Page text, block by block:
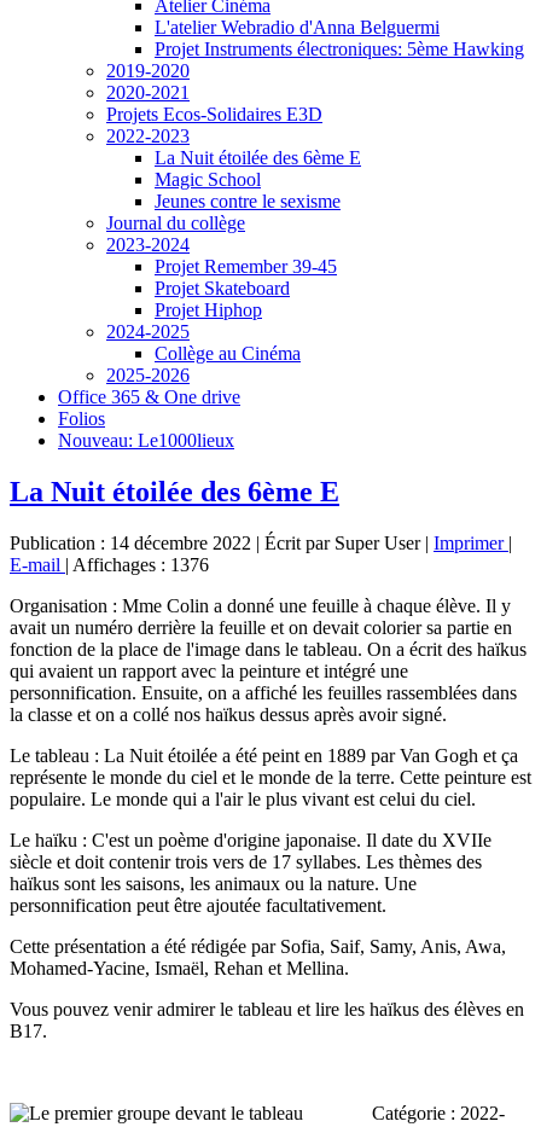
Atelier Cinéma
L'atelier Webradio d'Anna Belguermi
Projet Instruments électroniques: 5ème Hawking
2019-2020
2020-2021
Projets Ecos-Solidaires E3D
2022-2023
La Nuit étoilée des 6ème E
Magic School
Jeunes contre le sexisme
Journal du collège
2023-2024
Projet Remember 39-45
Projet Skateboard
Projet Hiphop
2024-2025
Collège au Cinéma
2025-2026
Office 365 & One drive
Folios
Nouveau: Le1000lieux
La Nuit étoilée des 6ème E
Publication : 14 décembre 2022 | Écrit par Super User| Imprimer |
E-mail | Affichages : 1376
Organisation : Mme Colin a donné une feuille à chaque élève. Il y
avait un numéro derrière la feuille et on devait colorier sa partie en
fonction de la place de l'image dans le tableau. On a écrit des haïkus
qui avaient un rapport avec la peinture et intégré une
personnification. Ensuite, on a affiché les feuilles rassemblées dans
la classe et on a collé nos haïkus dessus après avoir signé.
Le tableau : La Nuit étoilée a été peint en 1889 par Van Gogh et ça
représente le monde du ciel et le monde de la terre. Cette peinture est
populaire. Le monde qui a l'air le plus vivant est celui du ciel.
Le haïku : C'est un poème d'origine japonaise. Il date du XVIIe
siècle et doit contenir trois vers de 17 syllabes. Les thèmes des
haïkus sont les saisons, les animaux ou la nature. Une
personnification peut être ajoutée facultativement.
Cette présentation a été rédigée par Sofia, Saif, Samy, Anis, Awa,
Mohamed-Yacine, Ismaël, Rehan et Mellina.
Vous pouvez venir admirer le tableau et lire les haïkus des élèves en
B17.
Catégorie : 2022-